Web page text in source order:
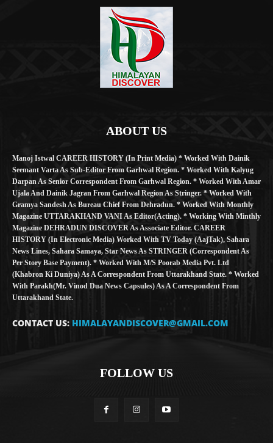
ABOUT US
Manoj Istwal CAREER HISTORY (in Print Media) * Worked With Dainik
Seemant Varta As Sub-Editor From Garhwal Region. * Worked With Kalyug
Darpan As Senior Correspondent From Garhwal Region. * Worked With Amar
Ujala And Dainik Jagran From Garhwal Region As Stringer. * Worked With
Gramya Sandesh As Bureau Chief From Dehradun. * Worked With Monthly
Magazine UTTARAKHAND VANI As Editor(Acting). * Working With Minthly
Magazine DEHRADUN DISCOVER As Associate Editor. CAREER
HISTORY (in Electronic Media) Worked With TV Today (AajTak), Sahara
News Lines, Sahara Samaya, Star News As STRINGER (Correspondent As
Per Story Base Payment). * Worked With M/S Poorab Media Pvt. Ltd
(Khabron Ki Duniya) As A Correspondent From Uttarakhand State. * Worked
With Parakh(Mr. Vinod Dua News Capsules) As A Correspondent From
Uttarakhand State.
CONTACT US: HIMALAYANDISCOVER@GMAIL.COM
FOLLOW US